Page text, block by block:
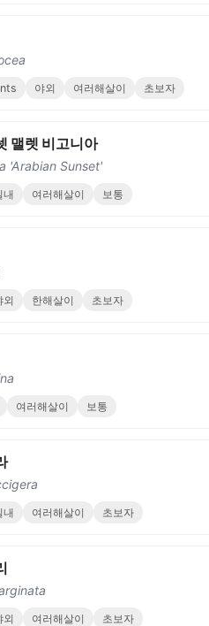
야외 여러해살이 초보자
맬렛 비고니아
'Arabian Sunset'
내 여러해살이 보통
외 한해살이 초보자
여러해살이 보통
내 여러해살이 초보자
외 여러해살이 초보자